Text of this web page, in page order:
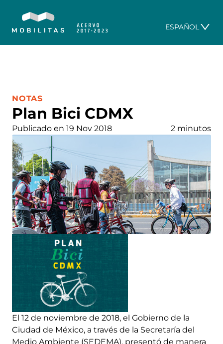
ESPAÑOL
Plan Bici CDMX
CATEGORÍA:
NOTAS
Publicado en 19 Nov 2018 2 minutos
El 12 de noviembre de 2018, el Gobierno de la
Ciudad de México, a través de la Secretaría del
Medio Ambiente (SEDEMA), presentó de manera